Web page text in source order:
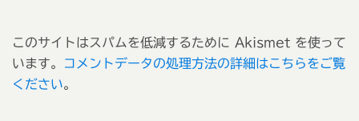
このサイトはスパムを低減するために Akismet を使って
います。
コメントデータの処理方法の詳細はこちらをご覧
ください。